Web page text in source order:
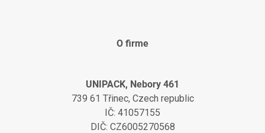
O firme
UNIPACK, Nebory 461
739 61 Třinec, Czech republic
IČ: 41057155
DIČ: CZ6005270568